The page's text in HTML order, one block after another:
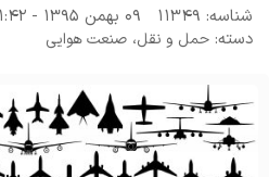
شناسه: ۱۱۳۴۹
۰۹ بهمن ۱۳۹۵ - ۱۱:۴۲
دسته: حمل و نقل، صنعت هوایی